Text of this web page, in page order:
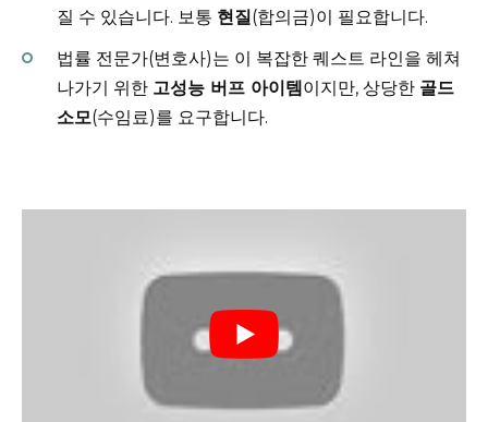
질 수 있습니다. 보통 현질(합의금)이 필요합니다.
법률 전문가(변호사)는 이 복잡한 퀘스트 라인을 헤쳐
나가기 위한 고성능 버프 아이템 이지만, 상당한 골드
소모(수임료)를 요구합니다.